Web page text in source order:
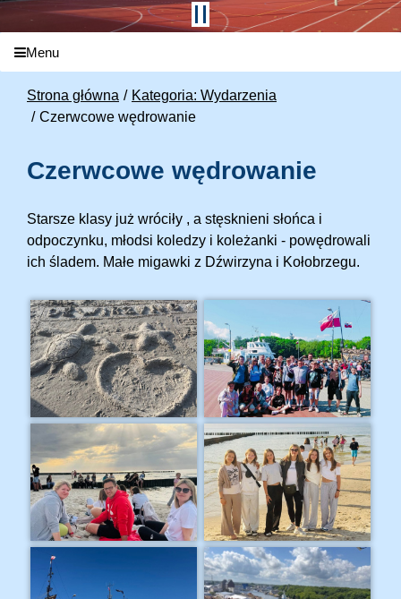
Menu
Strona główna
Kategoria: Wydarzenia
Czerwcowe wędrowanie
Czerwcowe wędrowanie
Starsze klasy już wróciły , a stęsknieni słońca i
odpoczynku, młodsi koledzy i koleżanki - powędrowali
ich śladem. Małe migawki z Dźwirzyna i Kołobrzegu.